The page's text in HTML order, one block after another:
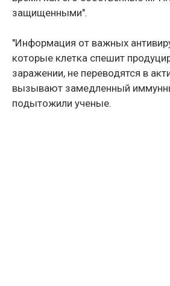
защищенными".
"Информация от важных
которые клетка спешит
заражении, не переводятся в
вызывают замедленный
подытожили ученые.